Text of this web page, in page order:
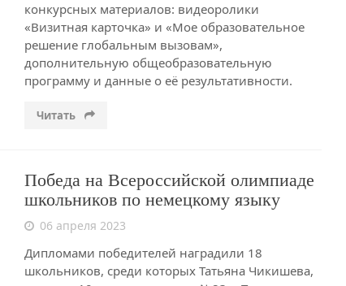
конкурсных материалов: видеоролики
«Визитная карточка» и «Мое образовательное
решение глобальным вызовам»,
дополнительную общеобразовательную
программу и данные о её результативности.
Читать
Победа на Всероссийской олимпиаде
школьников по немецкому языку
06 апреля 2023
Дипломами победителей наградили 18
школьников, среди которых Татьяна Чикишева,